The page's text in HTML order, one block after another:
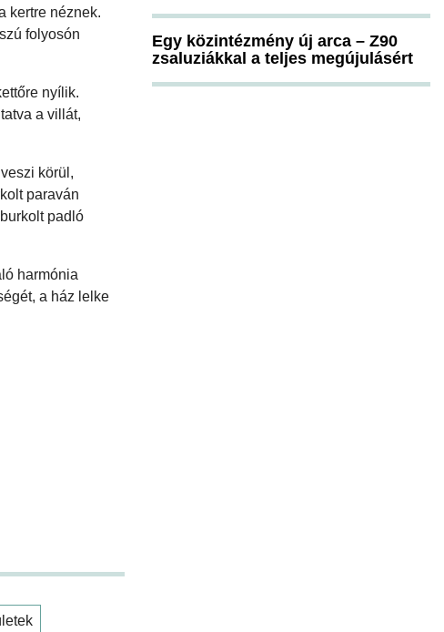
kertre néznek.
folyosón
nyílik.
a villát,
körül,
paraván
padló
harmónia
a ház lelke
Egy közintézmény új arca – Z90
zsaluziákkal a teljes megújulásért